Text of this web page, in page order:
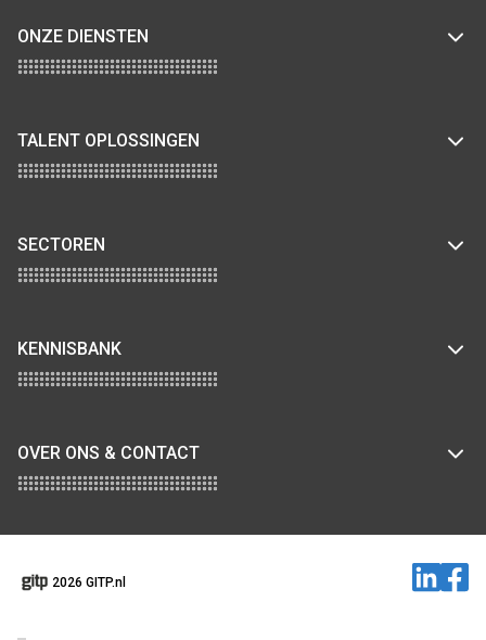
ONZE DIENSTEN
TALENT OPLOSSINGEN
SECTOREN
KENNISBANK
OVER ONS & CONTACT
2026 GITP.nl